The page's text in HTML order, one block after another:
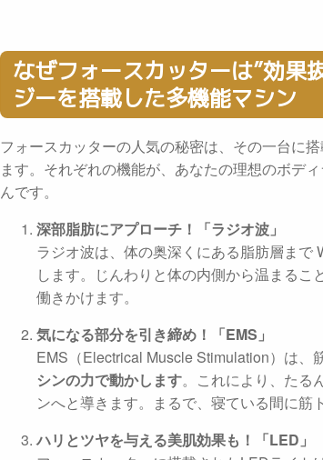
なぜフォースカッターは”効果
ジーを搭載した多機能マシン
フォースカッターの人気の秘密は、その一台に
ます。それぞれの機能が、あなたの理想のボデ
んです。
深部脂肪にアプローチ！「ラジオ波」
ラジオ波は、体の奥深くにある脂肪層まで
します。じんわりと体の内側から温まる
働きかけます。
気になる部分を引き締め！「EMS」
EMS（Electrical Muscle Stimulation）は、
シンの力で動かします。これにより、たる
ンへと導きます。まるで、寝ている間に筋
ハリとツヤを与える美肌効果も！「LED」